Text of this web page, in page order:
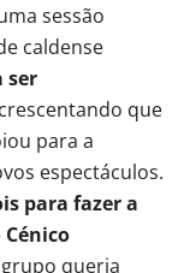
sessão
caldense
ser
que
para a
espectáculos.
para fazer a
Cénico
queria